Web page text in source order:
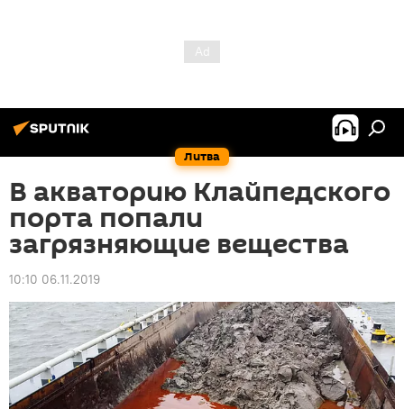
Литва
В акваторию Клайпедского
порта попали
загрязняющие вещества
10:10 06.11.2019